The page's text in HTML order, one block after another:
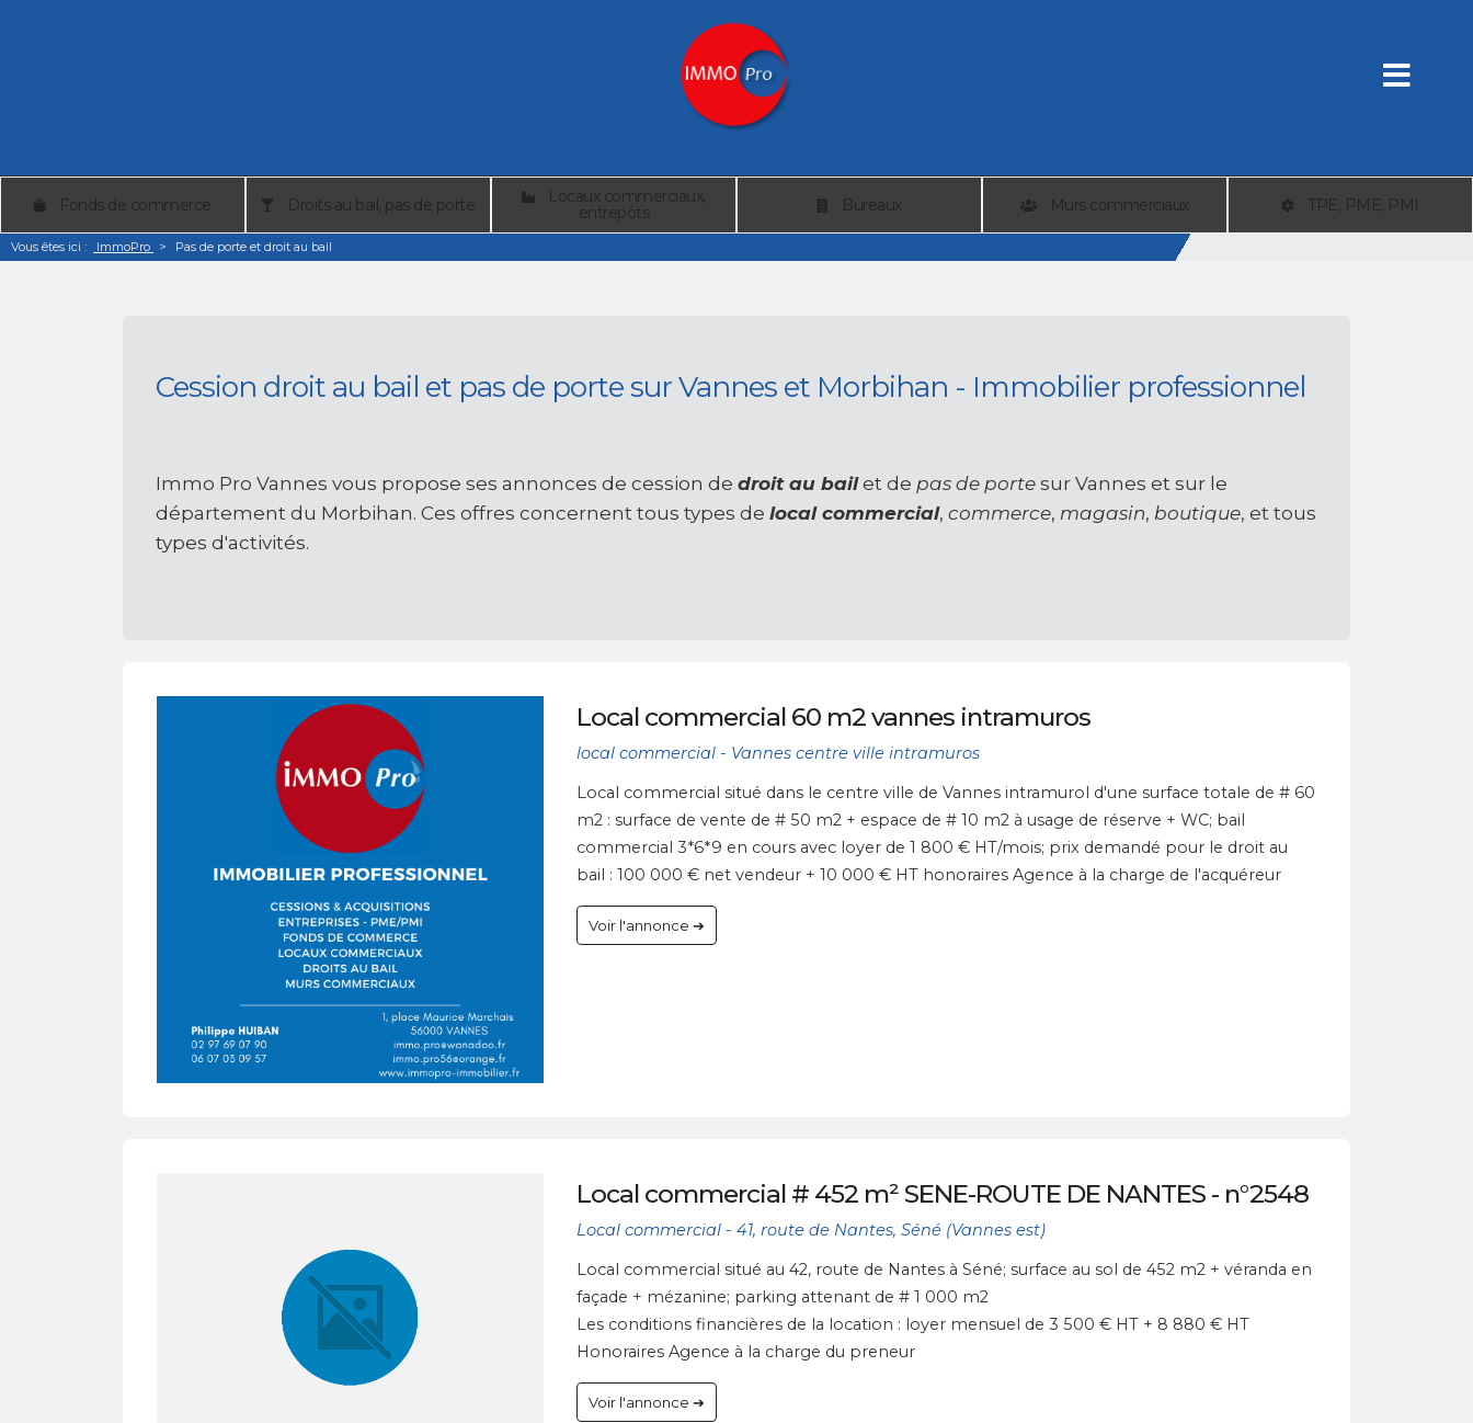
Fonds de commerce Droits au bail, pas de porte
Locaux commerciaux,
entrepôts
Bureaux Murs commerciaux TPE, PME, PMI
Vous êtes ici : ImmoPro > Pas de porte et droit au bail
Cession droit au bail et pas de porte sur Vannes et Morbihan - Immobilier professionnel
Immo Pro Vannes vous propose ses annonces de cession de droit au bailet de pas de porte sur Vannes et sur le
département du Morbihan. Ces offres concernent tous types de local commercial, commerce, magasin, boutique, et tous
types d'activités.
Local commercial 60 m2 vannes intramuros
local commercial - Vannes centre ville intramuros
Local commercial situé dans le centre ville de Vannes intramurol d'une surface totale de # 60
m2 : surface de vente de # 50 m2 + espace de # 10 m2 à usage de réserve + WC; bail
commercial 3*6*9 en cours avec loyer de 1 800 € HT/mois; prix demandé pour le droit au
bail : 100 000 € net vendeur + 10 000 € HT honoraires Agence à la charge de l'acquéreur
Voir l'annonce ➔
Local commercial # 452 m² SENE-ROUTE DE NANTES - n°2548
Local commercial - 41, route de Nantes, Séné (Vannes est)
Local commercial situé au 42, route de Nantes à Séné; surface au sol de 452 m2 + véranda en
façade + mézanine; parking attenant de # 1 000 m2
Les conditions financières de la location : loyer mensuel de 3 500 € HT + 8 880 € HT
Honoraires Agence à la charge du preneur
Voir l'annonce ➔